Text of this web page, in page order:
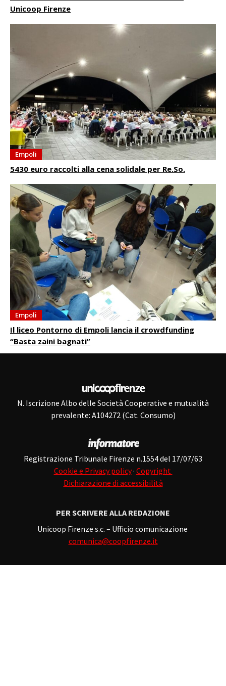
Unicoop Firenze
Empoli
5430 euro raccolti alla cena solidale per Re.So.
Empoli
Il liceo Pontorno di Empoli lancia il crowdfunding
“Basta zaini bagnati”
N. Iscrizione Albo delle Società Cooperative e mutualità
prevalente: A104272 (Cat. Consumo)
Registrazione Tribunale Firenze n.1554 del 17/07/63
Cookie e Privacy policy· Copyright
Dichiarazione di accessibilità
PER SCRIVERE ALLA REDAZIONE
Unicoop Firenze s.c. – Ufficio comunicazione
comunica@coopfirenze.it